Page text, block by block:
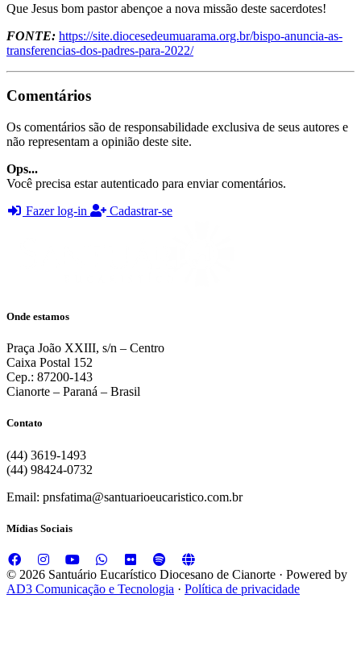
Que Jesus bom pastor abençoe a nova missão deste sacerdotes!
FONTE: https://site.diocesedeumuarama.org.br/bispo-anuncia-as-
transferencias-dos-padres-para-2022/
Comentários
Os comentários são de responsabilidade exclusiva de seus autores e
não representam a opinião deste site.
Ops...
Você precisa estar autenticado para enviar comentários.
Fazer log-in
Cadastrar-se
Onde estamos
Praça João XXIII, s/n – Centro
Caixa Postal 152
Cep.: 87200-143
Cianorte – Paraná – Brasil
Contato
(44) 3619-1493
(44) 98424-0732
Email: pnsfatima@santuarioeucaristico.com.br
Mídias Sociais
© 2026 Santuário Eucarístico Diocesano de Cianorte · Powered by
AD3 Comunicação e Tecnologia · Política de privacidade